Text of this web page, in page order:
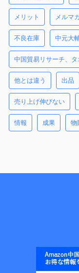
メリット メルマ
不良在庫 中元大
中国貿易リサーチ、
他とは違う 出品
売り上げ伸びない
情報 成果 物